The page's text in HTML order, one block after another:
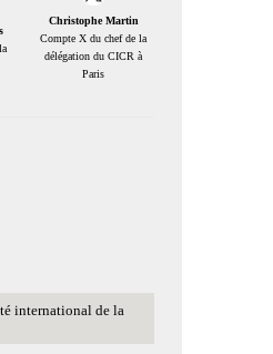
Christophe Martin
Compte X du chef de la
délégation du CICR à
Paris
international de la